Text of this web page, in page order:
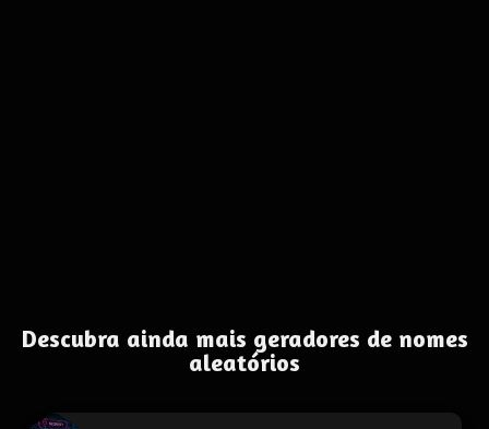
Descubra ainda mais geradores de nomes
aleatórios